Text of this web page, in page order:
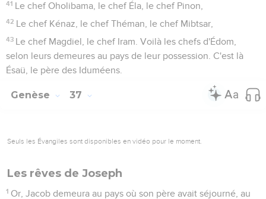
41 Le chef Oholibama, le chef Éla, le chef Pinon,
42 Le chef Kénaz, le chef Théman, le chef Mibtsar,
43 Le chef Magdiel, le chef Iram. Voilà les chefs d'Édom,
selon leurs demeures au pays de leur possession. C'est là
Ésaü, le père des Iduméens.
Genèse 37
Seuls les Évangiles sont disponibles en vidéo pour le moment.
Les rêves de Joseph
1 Or, Jacob demeura au pays où son père avait séjourné, au